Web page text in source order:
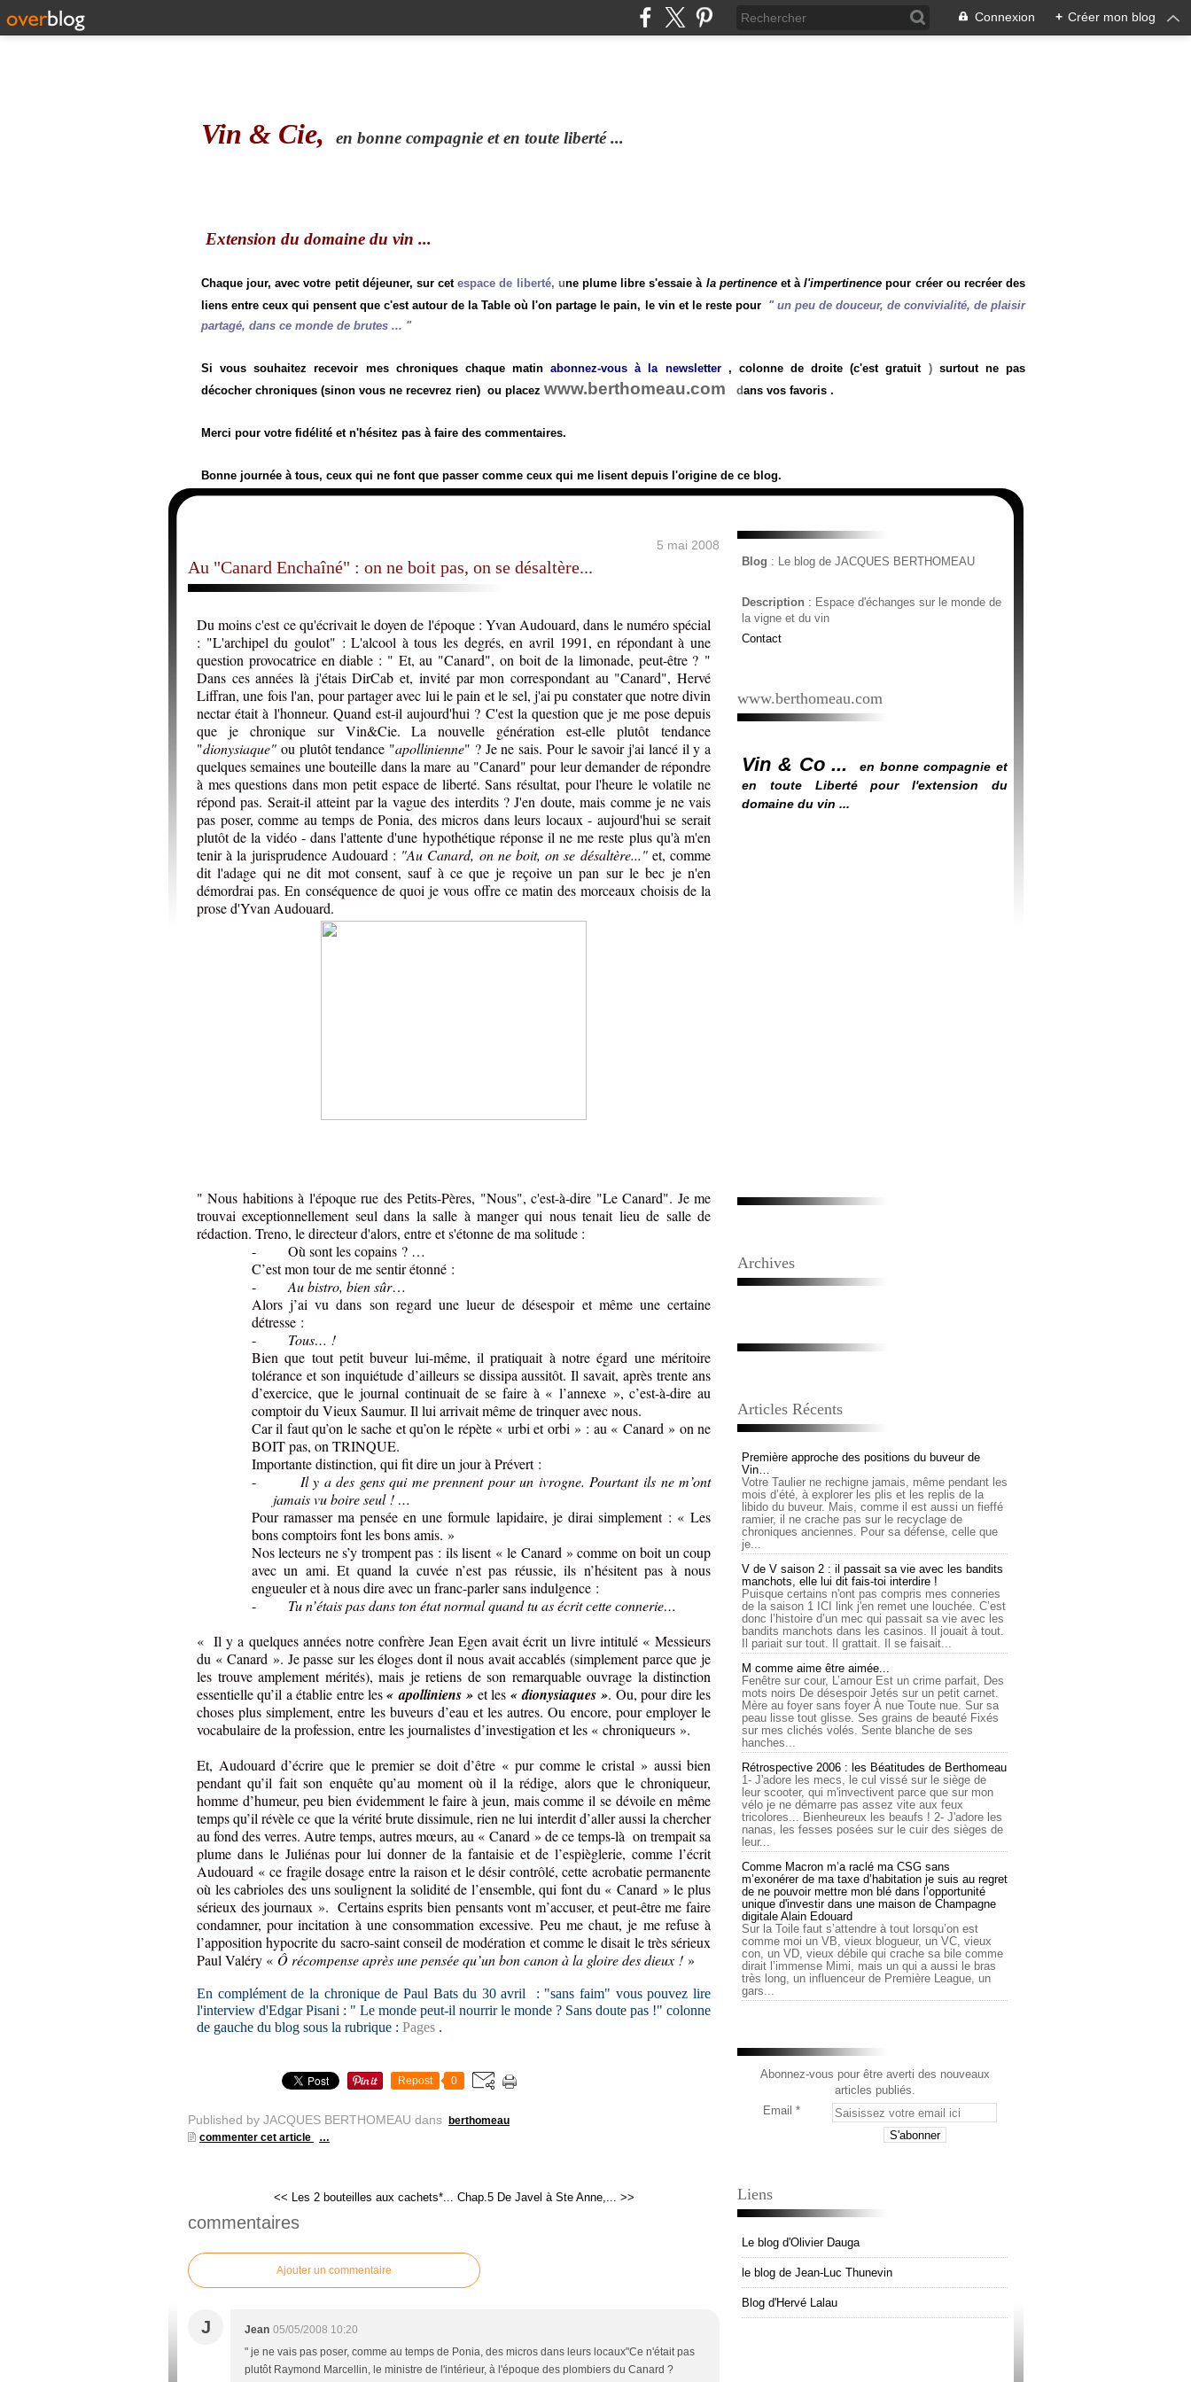
Connexion + Créer mon blog
Vin & Cie, en bonne compagnie et en toute liberté ...
Extension du domaine du vin ...
Chaque jour, avec votre petit déjeuner, sur cetespace de liberté, une plume libre s'essaie à la pertinenceet àl'impertinence pour créer ou recréer des
liens entre ceux qui pensent que c'est autour de la Table où l'on partage le pain, le vin et le reste pour "un peu de douceur, de convivialité, de plaisir
partagé, dans ce monde de brutes ... "
Si vous souhaitez recevoir mes chroniques chaque matinabonnez-vous à la newsletter, colonne de droite (c'est gratuit) surtout ne pas
décocher chroniques (sinon vous ne recevrez rien) ou placez www.berthomeau.com dans vos favoris .
Merci pour votre fidélité et n'hésitez pas à faire des commentaires.
Bonne journée à tous, ceux qui ne font que passer comme ceux qui me lisent depuis l'origine de ce blog.
5 mai 2008
Au "Canard Enchaîné" : on ne boit pas, on se désaltère...
Du moins c'est ce qu'écrivait le doyen de l'époque : Yvan Audouard, dans le numéro spécial
: "L'archipel du goulot" : L'alcool à tous les degrés, en avril 1991, en répondant à une
question provocatrice en diable : " Et, au "Canard", on boit de la limonade, peut-être ? "
Dans ces années là j'étais DirCab et, invité par mon correspondant au "Canard", Hervé
Liffran, une fois l'an, pour partager avec lui le pain et le sel, j'ai pu constater que notre divin
nectar était à l'honneur. Quand est-il aujourd'hui ? C'est la question que je me pose depuis
que je chronique sur Vin&Cie. La nouvelle génération est-elle plutôt tendance
"dionysiaque" ou plutôt tendance "apollinienne" ? Je ne sais. Pour le savoir j'ai lancé il y a
quelques semaines une bouteille dans la mare au "Canard" pour leur demander de répondre
à mes questions dans mon petit espace de liberté. Sans résultat, pour l'heure le volatile ne
répond pas. Serait-il atteint par la vague des interdits ? J'en doute, mais comme je ne vais
pas poser, comme au temps de Ponia, des micros dans leurs locaux - aujourd'hui se serait
plutôt de la vidéo - dans l'attente d'une hypothétique réponse il ne me reste plus qu'à m'en
tenir à la jurisprudence Audouard : "Au Canard, on ne boit, on se désaltère..."et, comme
dit l'adage qui ne dit mot consent, sauf à ce que je reçoive un pan sur le bec je n'en
démordrai pas. En conséquence de quoi je vous offre ce matin des morceaux choisis de la
prose d'Yvan Audouard.
" Nous habitions à l'époque rue des Petits-Pères, "Nous", c'est-à-dire "Le Canard". Je me
trouvai exceptionnellement seul dans la salle à manger qui nous tenait lieu de salle de
rédaction. Treno, le directeur d'alors, entre et s'étonne de ma solitude :
-
Où sont les copains ? …
C’est mon tour de me sentir étonné :
-
Au bistro, bien sûr…
Alors j’ai vu dans son regard une lueur de désespoir et même une certaine
détresse :
-
Tous… !
Bien que tout petit buveur lui-même, il pratiquait à notre égard une méritoire
tolérance et son inquiétude d’ailleurs se dissipa aussitôt. Il savait, après trente ans
d’exercice, que le journal continuait de se faire à « l’annexe », c’est-à-dire au
comptoir du Vieux Saumur. Il lui arrivait même de trinquer avec nous.
Car il faut qu’on le sache et qu’on le répète « urbi et orbi » : au « Canard » on ne
BOIT pas, on TRINQUE.
Importante distinction, qui fit dire un jour à Prévert :
-
Il y a des gens qui me prennent pour un ivrogne. Pourtant ils ne m’ont
jamais vu boire seul ! …
Pour ramasser ma pensée en une formule lapidaire, je dirai simplement : « Les
bons comptoirs font les bons amis. »
Nos lecteurs ne s’y trompent pas : ils lisent « le Canard » comme on boit un coup
avec un ami. Et quand la cuvée n’est pas réussie, ils n’hésitent pas à nous
engueuler et à nous dire avec un franc-parler sans indulgence :
-
Tu n’étais pas dans ton état normal quand tu as écrit cette connerie…
« Il y a quelques années notre confrère Jean Egen avait écrit un livre intitulé « Messieurs
du « Canard ». Je passe sur les éloges dont il nous avait accablés (simplement parce que je
les trouve amplement mérités), mais je retiens de son remarquable ouvrage la distinction
essentielle qu’il a établie entre les« apolliniens » et les « dionysiaques ». Ou, pour dire les
choses plus simplement, entre les buveurs d’eau et les autres. Ou encore, pour employer le
vocabulaire de la profession, entre les journalistes d’investigation et les « chroniqueurs ».
Et, Audouard d’écrire que le premier se doit d’être « pur comme le cristal » aussi bien
pendant qu’il fait son enquête qu’au moment où il la rédige, alors que le chroniqueur,
homme d’humeur, peu bien évidemment le faire à jeun, mais comme il se dévoile en même
temps qu’il révèle ce que la vérité brute dissimule, rien ne lui interdit d’aller aussi la chercher
au fond des verres. Autre temps, autres mœurs, au « Canard » de ce temps-là on trempait sa
plume dans le Juliénas pour lui donner de la fantaisie et de l’espièglerie, comme l’écrit
Audouard « ce fragile dosage entre la raison et le désir contrôlé, cette acrobatie permanente
où les cabrioles des uns soulignent la solidité de l’ensemble, qui font du « Canard » le plus
sérieux des journaux ». Certains esprits bien pensants vont m’accuser, et peut-être me faire
condamner, pour incitation à une consommation excessive. Peu me chaut, je me refuse à
l’apposition hypocrite du sacro-saint conseil de modération et comme le disait le très sérieux
Paul Valéry « Ô récompense après une pensée qu’un bon canon à la gloire des dieux ! »
En complément de la chronique de Paul Bats du 30 avril : "sans faim" vous pouvez lire
l'interview d'Edgar Pisani : " Le monde peut-il nourrir le monde ? Sans doute pas !" colonne
de gauche du blog sous la rubrique : Pages .
Repost 0
Published by JACQUES BERTHOMEAU dans
berthomeau
commenter cet article
…
<< Les 2 bouteilles aux cachets*... Chap.5 De Javel à Ste Anne,... >>
commentaires
Ajouter un commentaire
J Jean 05/05/2008 10:20
" je ne vais pas poser, comme au temps de Ponia, des micros dans leurs locaux"Ce n'était pas
plutôt Raymond Marcellin, le ministre de l'intérieur, à l'époque des plombiers du Canard ?
Blog : Le blog de JACQUES BERTHOMEAU
Description : Espace d'échanges sur le monde de
la vigne et du vin
Contact
www.berthomeau.com
Vin & Co ...
en bonne compagnie et
en toute Liberté pour l'extension du
domaine du vin ...
Archives
Articles Récents
Première approche des positions du buveur de
Vin…
Votre Taulier ne rechigne jamais, même pendant les
mois d’été, à explorer les plis et les replis de la
libido du buveur. Mais, comme il est aussi un fieffé
ramier, il ne crache pas sur le recyclage de
chroniques anciennes. Pour sa défense, celle que
je...
V de V saison 2 : il passait sa vie avec les bandits
manchots, elle lui dit fais-toi interdire !
Puisque certains n'ont pas compris mes conneries
de la saison 1 ICI link j'en remet une louchée. C’est
donc l’histoire d’un mec qui passait sa vie avec les
bandits manchots dans les casinos. Il jouait à tout.
Il pariait sur tout. Il grattait. Il se faisait...
M comme aime être aimée...
Fenêtre sur cour, L’amour Est un crime parfait, Des
mots noirs De désespoir Jetés sur un petit carnet.
Mère au foyer sans foyer À nue Toute nue. Sur sa
peau lisse tout glisse. Ses grains de beauté Fixés
sur mes clichés volés. Sente blanche de ses
hanches...
Rétrospective 2006 : les Béatitudes de Berthomeau
1- J'adore les mecs, le cul vissé sur le siège de
leur scooter, qui m'invectivent parce que sur mon
vélo je ne démarre pas assez vite aux feux
tricolores... Bienheureux les beaufs ! 2- J'adore les
nanas, les fesses posées sur le cuir des sièges de
leur...
Comme Macron m’a raclé ma CSG sans
m’exonérer de ma taxe d’habitation je suis au regret
de ne pouvoir mettre mon blé dans l’opportunité
unique d'investir dans une maison de Champagne
digitale Alain Edouard
Sur la Toile faut s’attendre à tout lorsqu’on est
comme moi un VB, vieux blogueur, un VC, vieux
con, un VD, vieux débile qui crache sa bile comme
dirait l’immense Mimi, mais un qui a aussi le bras
très long, un influenceur de Première League, un
gars...
Abonnez-vous pour être averti des nouveaux
articles publiés.
Email
Liens
Le blog d'Olivier Dauga
le blog de Jean-Luc Thunevin
Blog d'Hervé Lalau